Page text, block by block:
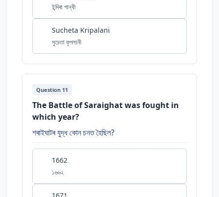
ইন্দিৰা গান্ধী
Sucheta Kripalani
সুচেতা কৃপলানী
Question 11
The Battle of Saraighat was fought in
which year?
শৰাইঘাটৰ যুদ্ধ কোন চনত হৈছিল?
1662
১৬৬২